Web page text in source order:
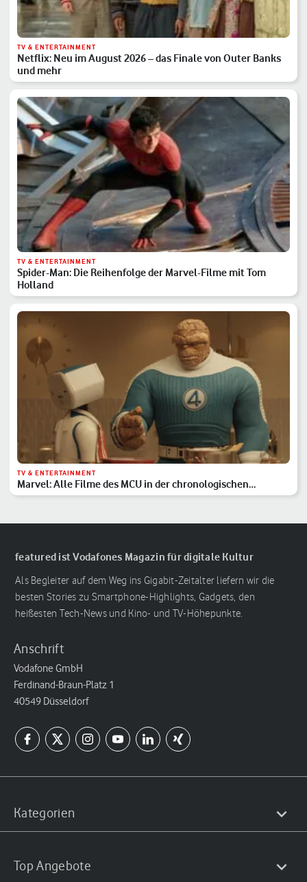
TV & ENTERTAINMENT
Netflix: Neu im August 2026 – das Finale von Outer Banks
und mehr
TV & ENTERTAINMENT
Spider-Man: Die Reihenfolge der Marvel-Filme mit Tom
Holland
TV & ENTERTAINMENT
Marvel: Alle Filme des MCU in der chronologischen
Reihenfolge
featured ist Vodafones Magazin für digitale Kultur
Als Begleiter auf dem Weg ins Gigabit-Zeitalter liefern wir die
besten Stories zu Smartphone-Highlights, Gadgets, den
heißesten Tech-News und Kino- und TV-Höhepunkte.
Anschrift
Vodafone GmbH
Ferdinand-Braun-Platz 1
40549 Düsseldorf
Kategorien
Top Angebote